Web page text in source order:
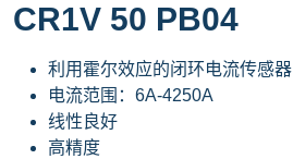
CR1V 50 PB04
利用霍尔效应的闭环电流传感器
电流范围：6A-4250A
线性良好
高精度